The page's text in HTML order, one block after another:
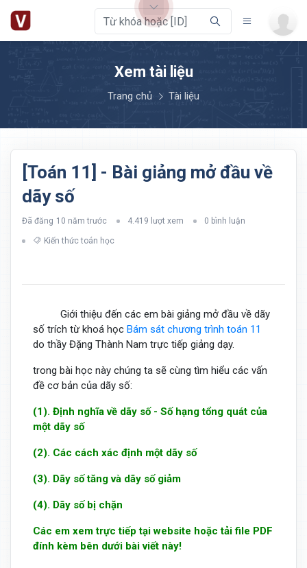
Xem tài liệu
Trang chủ Tài liệu
[Toán 11] - Bài giảng mở đầu về
dãy số
Đã đăng 10 năm trước 4.419 lượt xem 0 bình luận
Kiến thức toán học
Giới thiệu đến các em bài giảng mở đầu về dãy
số trích từ khoá học Bám sát chương trình toán 11
do thầy Đặng Thành Nam trực tiếp giảng dạy.
trong bài học này chúng ta sẽ cùng tìm hiểu các vấn
đề cơ bản của dãy số:
(1). Định nghĩa về dãy số - Số hạng tổng quát của
một dãy số
(2). Các cách xác định một dãy số
(3). Dãy số tăng và dãy số giảm
(4). Dãy số bị chặn
Các em xem trực tiếp tại website hoặc tải file PDF
đính kèm bên dưới bài viết này!